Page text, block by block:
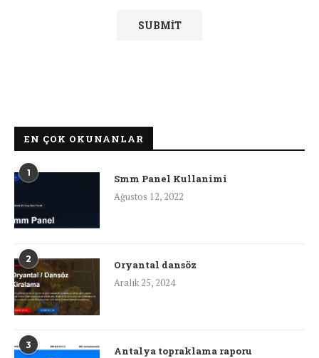
EN ÇOK OKUNANLAR
1
Smm Panel Kullanimi
Ağustos 12, 2022
2
Oryantal dansöz
Aralık 25, 2024
3
Antalya topraklama raporu